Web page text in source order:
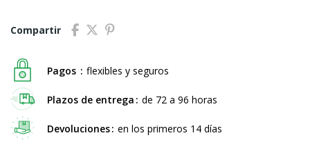
Compartir
Pagos flexibles y seguros
Plazos de entrega de 72 a 96 horas
Devoluciones en los primeros 14 días